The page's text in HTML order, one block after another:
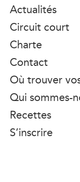
Actualités
Circuit court
Charte
Contact
Où trouver
Qui sommes-
Recettes
S’inscrire